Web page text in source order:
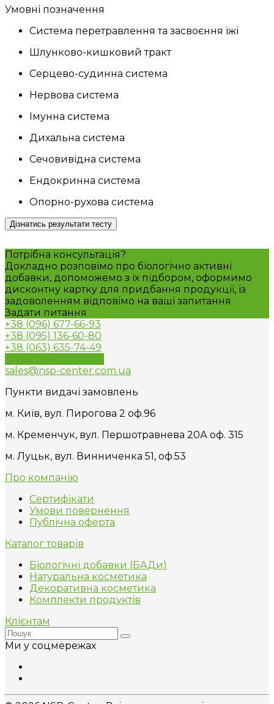
Умовні позначення
Система перетравлення та засвоєння їжі
Шлунково-кишковий тракт
Серцево-судинна система
Нервова система
Імунна система
Дихальна система
Сечовивідна система
Ендокринна система
Опорно-рухова система
Дізнатись результати тесту
Потрібна консультація?
Докладно розповімо про біологічно активні
добавки, допоможемо з їх підбором, оформимо
дисконтну картку для придбання продукції, із
задоволенням відповімо на ваші запитання.
Задати питання
+38 (096) 677-66-93
+38 (095) 136-60-80
+38 (063) 635-74-49
sales@nsp-center.com.ua
Пункти видачі замовлень
м. Київ, вул. Пирогова 2 оф.96
м. Кременчук, вул. Першотравнева 20А оф. 315
м. Луцьк, вул. Винниченка 51, оф.53
Про компанію
Сертифікати
Умови повернення
Публічна оферта
Каталог товарів
Біологічні добавки (БАДи)
Натуральна косметика
Декоративна косметика
Комплекти продуктів
Клієнтам
Ми у соцмережах